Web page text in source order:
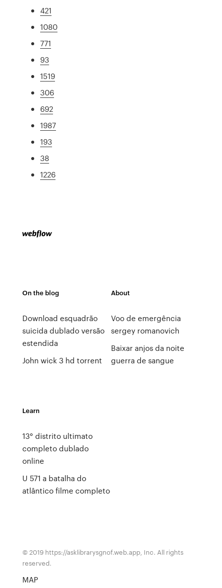
421
1080
771
93
1519
306
692
1987
193
38
1226
On the blog
Download esquadrão
suicida dublado versão
estendida
John wick 3 hd torrent
About
Voo de emergência
sergey romanovich
Baixar anjos da noite
guerra de sangue
Learn
13° distrito ultimato
completo dublado
online
U 571 a batalha do
atlântico filme completo
© 2019 https://asklibrarysgnof.web.app, Inc. All rights
reserved.
MAP